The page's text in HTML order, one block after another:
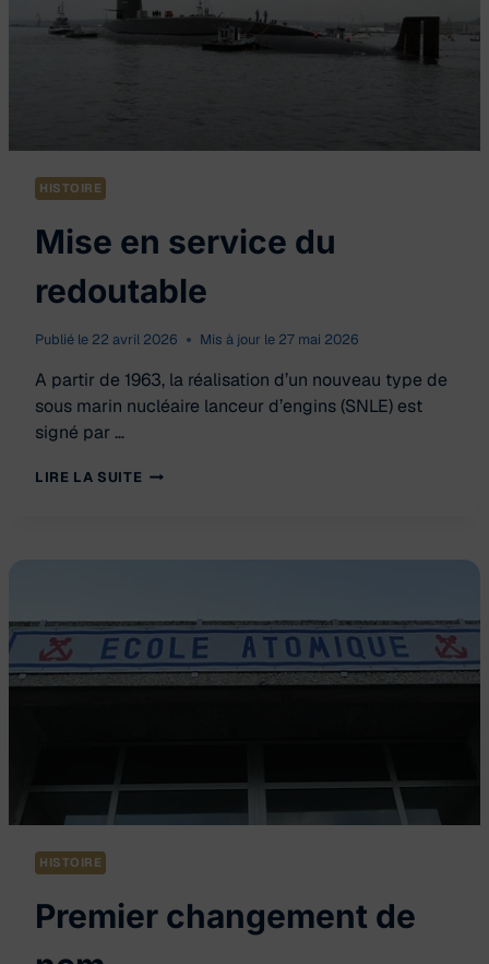
HISTOIRE
Mise en service du
redoutable
Publié le 22 avril 2026 Mis à jour le 27 mai 2026
A partir de 1963, la réalisation d’un nouveau type de
sous marin nucléaire lanceur d’engins (SNLE) est
signé par …
LIRE LA SUITE MISE
REDOUTABLE
HISTOIRE
Premier changement de